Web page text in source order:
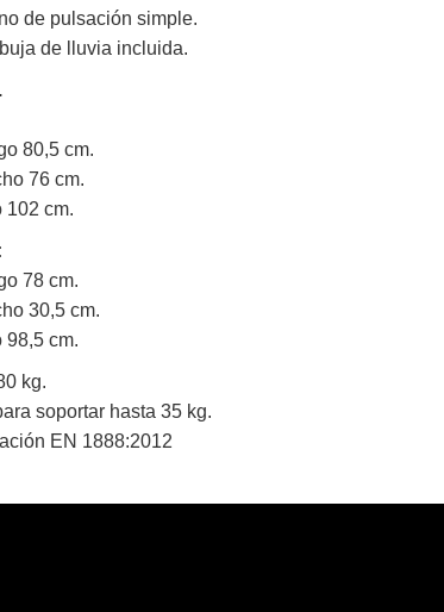
de pulsación simple.
de lluvia incluida.
80,5 cm.
76 cm.
102 cm.
78 cm.
30,5 cm.
98,5 cm.
kg.
soportar hasta 35 kg.
EN 1888:2012